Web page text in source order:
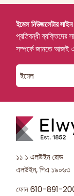
ইমেল নিউজলেটার
প্রতিবন্ধী ব্যক্তিদের
সম্পর্কে জানতে আজই
১১ ১ এলউইন রোড
এলউইন, পিএ ১৯০৬৩
ফোন610-891-